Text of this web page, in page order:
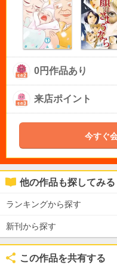
0円作品あり
来店ポイント
今すぐ
他の作品も探してみる
ランキングから探す
新刊から探す
この作品を共有する